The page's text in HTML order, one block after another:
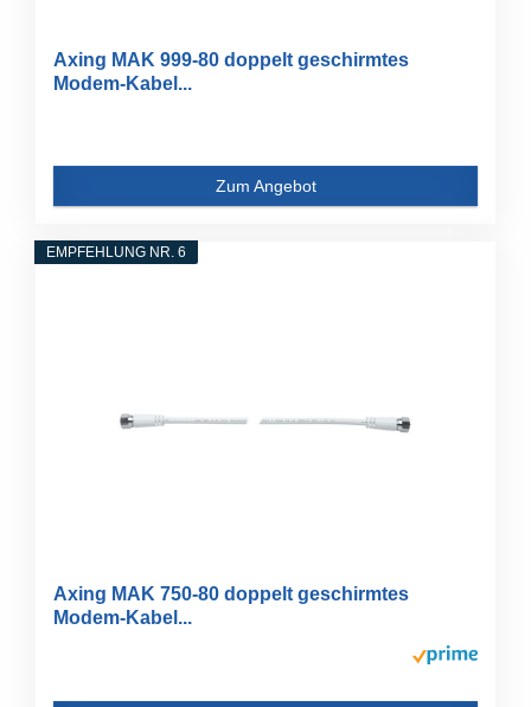
Axing MAK 999-80 doppelt geschirmtes
Modem-Kabel...
Zum Angebot
EMPFEHLUNG NR. 6
Axing MAK 750-80 doppelt geschirmtes
Modem-Kabel...